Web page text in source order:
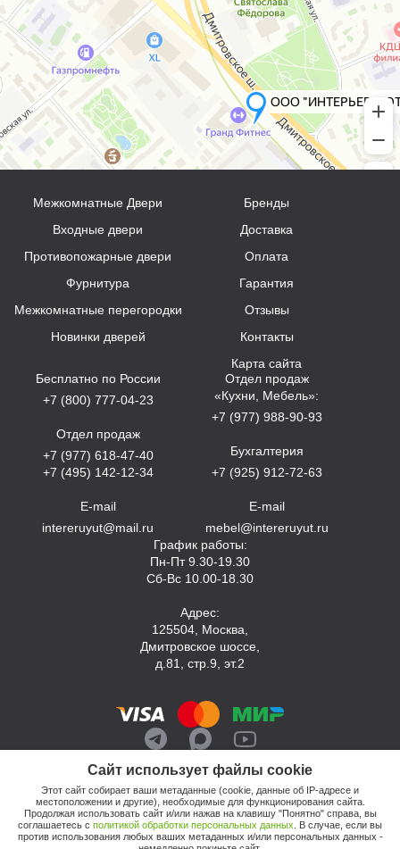
Сайт использует файлы cookie
Этот сайт собирает ваши метаданные (cookie, данные об IP-адресе и
местоположении и другие), необходимые для функционирования сайта.
Продолжая использовать сайт и/или нажав на клавишу "Понятно" справа, вы
соглашаетесь с политикой обработки персональных данных . В случае, если вы
против использования любых ваших метаданных и/или персональных данных -
Межкомнатные Двери
Входные двери
Противопожарные двери
Фурнитура
Межкомнатные перегородки
Новинки дверей
Бренды
Доставка
Оплата
Гарантия
Отзывы
Контакты
Карта сайта
Бесплатно по России
+7 (800) 777-04-23
Отдел продаж
+7 (977) 618-47-40
+7 (495) 142-12-34
E-mail
intereruyut@mail.ru
Отдел продаж
«Кухни, Мебель»:
+7 (977) 988-90-93
Бухгалтерия
+7 (925) 912-72-63
E-mail
mebel@intereruyut.ru
График работы:
Пн-Пт 9.30-19.30
Сб-Вс 10.00-18.30
Адрес:
125504, Москва,
Дмитровское шоссе,
д.81, стр.9, эт.2
© 2026, Компания «Интерьер Уют»